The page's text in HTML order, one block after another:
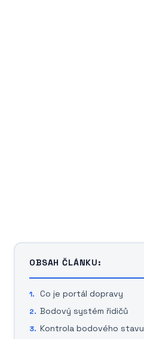
OBSAH ČLÁNKU:
Co je portál dopravy
Bodový systém řidičů
Kontrola bodového stavu